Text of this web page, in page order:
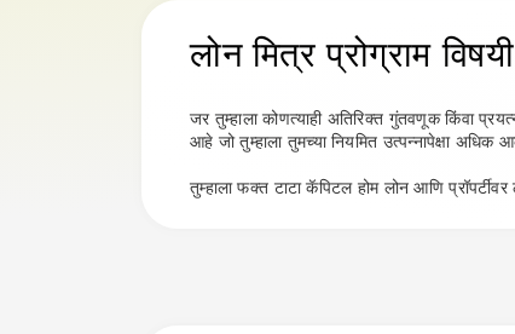
लोन मित्र प्रोग्रामविषयी
जर तुम्हाला कोणत्याही अतिरिक्त गुंतवणूक किंवा
आहे जो तुम्हाला तुमच्या नियमित उत्पन्नापेक्षा अधिक
तुम्हाला फक्त टाटा कॅपिटल होम लोन आणि